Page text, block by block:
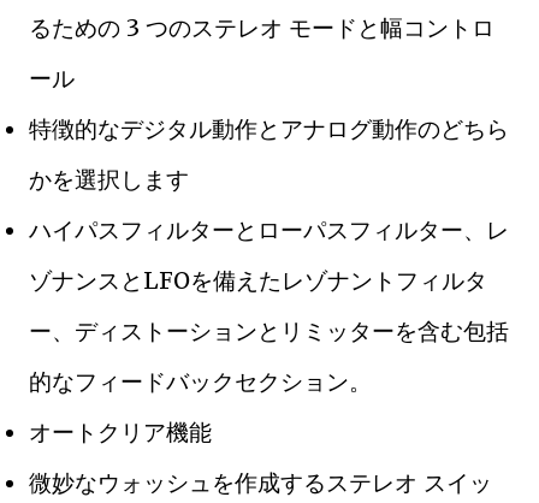
るための 3 つのステレオ モードと幅コントロ
ール
特徴的なデジタル動作とアナログ動作のどちら
かを選択します
ハイパスフィルターとローパスフィルター、レ
ゾナンスとLFOを備えたレゾナントフィルタ
ー、ディストーションとリミッターを含む包括
的なフィードバックセクション。
オートクリア機能
微妙なウォッシュを作成するステレオ スイッ